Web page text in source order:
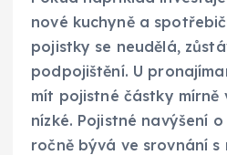
nové kuchyně a
pojistky se neudělá,
podpojištění. U
mít pojistné částky mírně
nízké. Pojistné navýšení
ročně bývá ve srovnání s